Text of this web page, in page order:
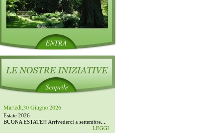
ENTRA
Scoprile
Martedì,30 Giugno 2026
Estate 2026
BUONA ESTATE!! Arrivederci a settembre....
LEGGI